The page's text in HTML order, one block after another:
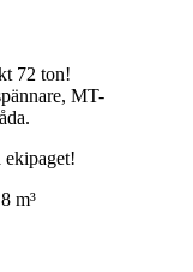
72 ton!
MT-
m³